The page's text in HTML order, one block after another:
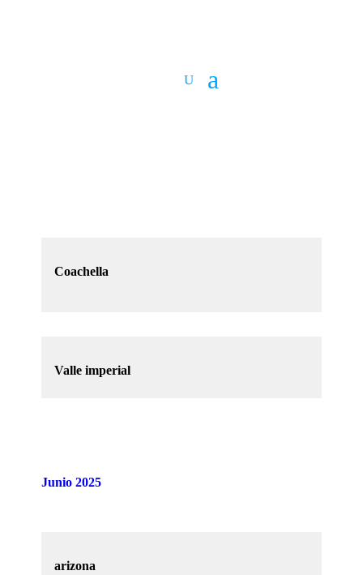
Coachella
Valle imperial
Junio 2025
arizona